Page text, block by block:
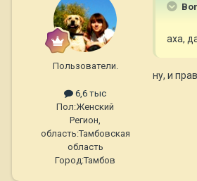
Пользователи.
6,6 тыс
Пол:Женский
Регион,
область:Тамбовская
область
Город:Тамбов
аха,
ну, и